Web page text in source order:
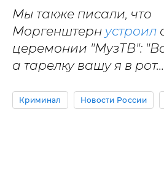
Мы также писали, что
Моргенштерн устроил
церемонии "МузТВ":
а тарелку вашу я в
Криминал Новости России